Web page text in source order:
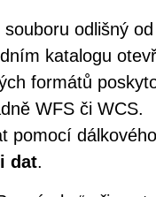
odlišný
katalogu
formátů
WFS či WCS.
pomocí
dat.